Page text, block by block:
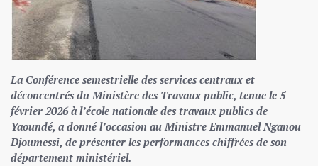
La Conférence semestrielle des services centraux et
déconcentrés du Ministère des Travaux public, tenue le 5
février 2026 à l’école nationale des travaux publics de
Yaoundé, a donné l’occasion au Ministre Emmanuel Nganou
Djoumessi, de présenter les performances chiffrées de son
département ministériel.